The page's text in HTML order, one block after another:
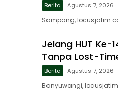
Berita Agustus 7, 2026
Sampang,
Jelang HUT Ke-
Tanpa Lost-
Berita Agustus 7, 2026
Banyuwangi,